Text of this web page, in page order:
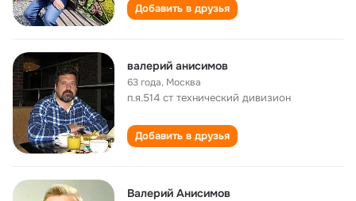
Добавить в друзья
валерий анисимов
63 года, Москва
п.я.514 ст технический дивизион
Добавить в друзья
Валерий Анисимов